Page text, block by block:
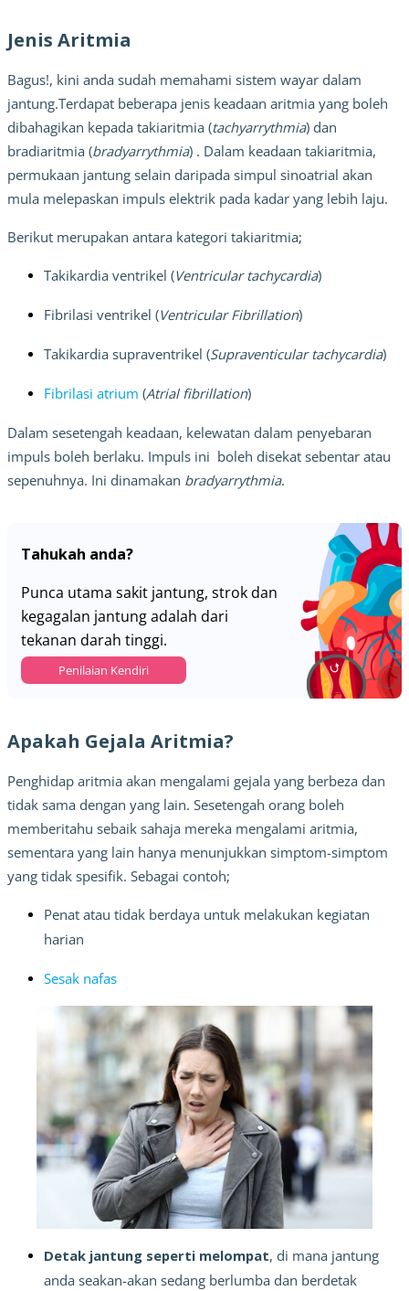
Jenis Aritmia
Bagus!, kini anda sudah memahami sistem wayar dalam
jantung.Terdapat beberapa jenis keadaan aritmia yang boleh
dibahagikan kepada takiaritmia (tachyarrythmia) dan
bradiaritmia (bradyarrythmia) . Dalam keadaan takiaritmia,
permukaan jantung selain daripada simpul sinoatrial akan
mula melepaskan impuls elektrik pada kadar yang lebih laju.
Berikut merupakan antara kategori takiaritmia;
Takikardia ventrikel (Ventricular tachycardia)
Fibrilasi ventrikel (Ventricular Fibrillation)
Takikardia supraventrikel (Supraventicular tachycardia)
Fibrilasi atrium (Atrial fibrillation)
Dalam sesetengah keadaan, kelewatan dalam penyebaran
impuls boleh berlaku. Impuls ini  boleh disekat sebentar atau
sepenuhnya. Ini dinamakan bradyarrythmia.
Tahukah anda?
Punca utama sakit jantung, strok dan
kegagalan jantung adalah dari
tekanan darah tinggi.
Penilaian Kendiri
Apakah Gejala Aritmia?
Penghidap aritmia akan mengalami gejala yang berbeza dan
tidak sama dengan yang lain. Sesetengah orang boleh
memberitahu sebaik sahaja mereka mengalami aritmia,
sementara yang lain hanya menunjukkan simptom-simptom
yang tidak spesifik. Sebagai contoh;
Penat atau tidak berdaya untuk melakukan kegiatan
harian
Sesak nafas
Detak jantung seperti melompat, di mana jantung
anda seakan-akan sedang berlumba dan berdetak